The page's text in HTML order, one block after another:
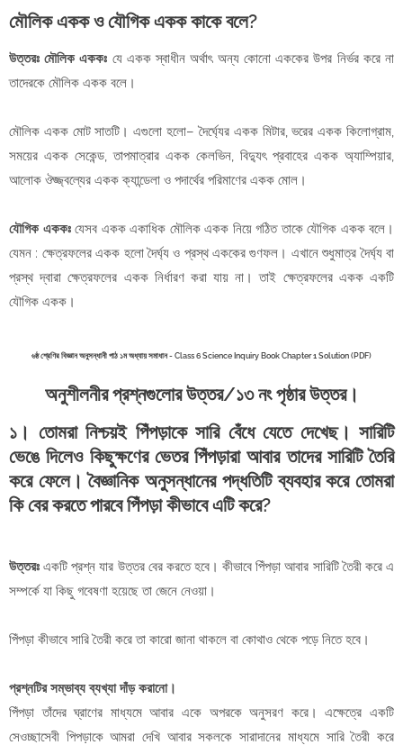
মৌলিক একক ও যৌগিক একক কাকে বলে?
উত্তরঃ মৌলিক এককঃ যে একক স্বাধীন অর্থাৎ অন্য কোনো এককের উপর নির্ভর করে না
তাদেরকে মৌলিক একক বলে।
মৌলিক একক মোট সাতটি। এগুলো হলো– দৈর্ঘ্যের একক মিটার, ভরের একক কিলোগ্রাম,
সময়ের একক সেকেন্ড, তাপমাত্রার একক কেলভিন, বিদ্যুৎ প্রবাহের একক অ্যাম্পিয়ার,
আলোক ঔজ্জ্বল্যের একক ক্যান্ডেলা ও পদার্থের পরিমাণের একক মোল।
যৌগিক এককঃযেসব একক একাধিক মৌলিক একক নিয়ে গঠিত তাকে যৌগিক একক বলে।
যেমন : ক্ষেত্রফলের একক হলো দৈর্ঘ্য ও প্রস্থ এককের গুণফল। এখানে শুধুমাত্র দৈর্ঘ্য বা
প্রস্থ দ্বারা ক্ষেত্রফলের একক নির্ধারণ করা যায় না। তাই ক্ষেত্রফলের একক একটি
যৌগিক একক।
৬ষ্ঠ শ্রেণির বিজ্ঞান অনুসন্ধানী পাঠ ১ম অধ্যায় সমাধান - Class 6 Science Inquiry Book Chapter 1 Solution (PDF)
অনুশীলনীর প্রশ্নগুলোর উত্তর/১৩ নং পৃষ্ঠার উত্তর।
১। তোমরা নিশ্চয়ই পিঁপড়াকে সারি বেঁধে যেতে দেখেছ। সারিটি
ভেঙে দিলেও কিছুক্ষণের ভেতর পিঁপড়ারা আবার তাদের সারিটি তৈরি
করে ফেলে। বৈজ্ঞানিক অনুসন্ধানের পদ্ধতিটি ব্যবহার করে তোমরা
কি বের করতে পারবে পিঁপড়া কীভাবে এটি করে?
উত্তরঃ একটি প্রশ্ন যার উত্তর বের করতে হবে। কীভাবে পিঁপড়া আবার সারিটি তৈরী করে এ
সম্পর্কে যা কিছু গবেষণা হয়েছে তা জেনে নেওয়া।
পিঁপড়া কীভাবে সারি তৈরী করে তা কারো জানা থাকলে বা কোথাও থেকে পড়ে নিতে হবে।
প্রশ্নটির সম্ভাব্য ব্যখ্যা দাঁড় করানো।
পিঁপড়া তাঁদের ঘ্রাণের মাধ্যমে আবার একে অপরকে অনুসরণ করে। এক্ষেত্রে একটি
সেওচ্ছাসেবী পিপড়াকে আমরা দেখি আবার সকলকে সারাদানের মাধ্যমে সারি তৈরী করে